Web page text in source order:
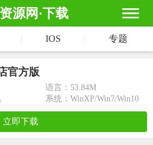
源网·下载
IOS 专题
官方版
语言：53.84M
系统：WinXP/Win7/Win10
立即下载